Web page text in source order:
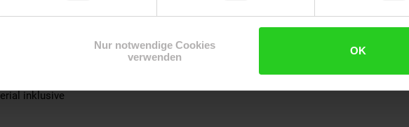
Nur notwendige Cookies
verwenden
OK
inklusive